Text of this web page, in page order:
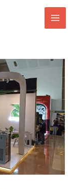
Main